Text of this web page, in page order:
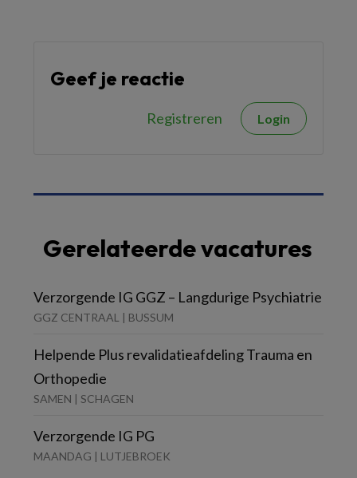
Geef je reactie
Registreren Login
Gerelateerde vacatures
Verzorgende IG GGZ – Langdurige Psychiatrie
GGZ CENTRAAL | BUSSUM
Helpende Plus revalidatieafdeling Trauma en
Orthopedie
SAMEN | SCHAGEN
Verzorgende IG PG
MAANDAG | LUTJEBROEK